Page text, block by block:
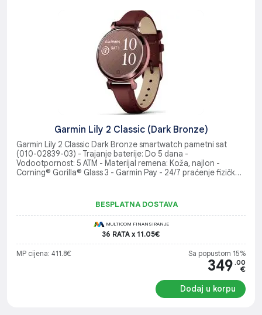
Garmin Lily 2 Classic (Dark Bronze)
Garmin Lily 2 Classic Dark Bronze smartwatch pametni sat
(010-02839-03) - Trajanje baterije: Do 5 dana -
Vodootpornost: 5 ATM - Materijal remena: Koža, najlon -
Corning® Gorilla® Glass 3 - Garmin Pay - 24/7 praćenje fizičkog
BESPLATNA DOSTAVA
MULTICOM FINANSIRANJE
36 RATA x 11.05€
MP cijena: 411.8€ Sa popustom 15%
349 .00
€
Dodaj u korpu